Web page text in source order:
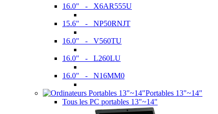
16.0" - X6AR555U
15.6" - NP50RNJT
16.0" - V560TU
16.0" - L260LU
16.0" - N16MM0
Portables 13"~14"
Tous les PC portables 13"~14"